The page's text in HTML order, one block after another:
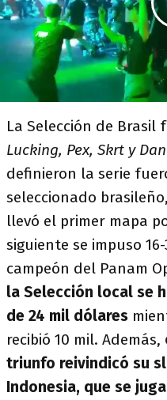
La Selección de Brasil
Lucking, Pex, Skrt y
definieron la serie
seleccionado
llevó el primer mapa
siguiente se impuso
campeón del Panam
la Selección local se
de 24 mil dólares
recibió 10 mil. Además,
triunfo reivindicó su
Indonesia, que se